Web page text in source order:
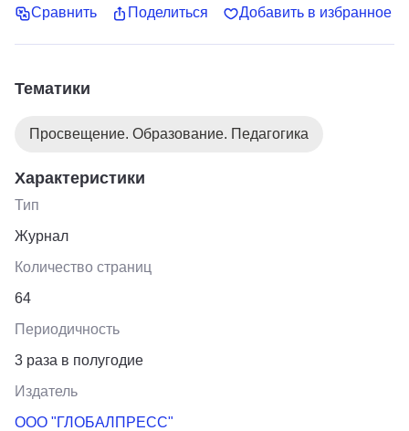
Сравнить Поделиться Добавить в избранное
Тематики
Просвещение. Образование. Педагогика
Характеристики
Тип
Журнал
Количество страниц
64
Периодичность
3 раза в полугодие
Издатель
ООО "ГЛОБАЛПРЕСС"